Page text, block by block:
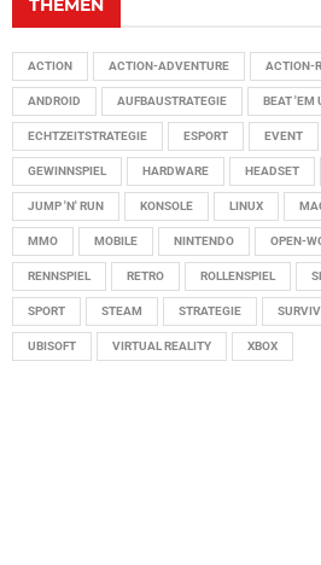
THEMEN
ACTION ACTION-ADVENTURE ACTION-
ANDROID AUFBAUSTRATEGIE BEAT 'EM
ECHTZEITSTRATEGIE ESPORT EVENT
GEWINNSPIEL HARDWARE HEADSET
JUMP 'N' RUN KONSOLE LINUX
MMO MOBILE NINTENDO OPEN-
RENNSPIEL RETRO ROLLENSPIEL
SPORT STEAM STRATEGIE
UBISOFT VIRTUAL REALITY XBOX